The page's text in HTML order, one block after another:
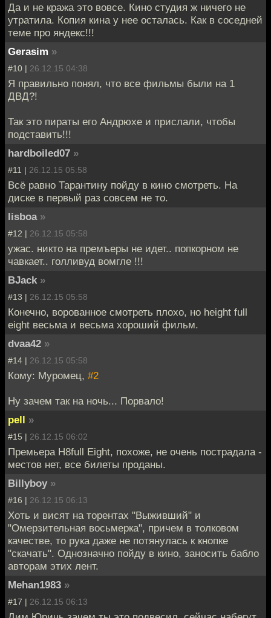
Да и не кража это вовсе. Кино студия ж ничего не
утратила. Копия кина у нее осталась. Как в соседней
теме про яндекс!!!
Gerasim »
#10 | 26.12.15 04:38
Я правильно понял, что все фильмы были на 1
ДВД?!
Так это пираты его Андрюхе и прислали, чтобы
подставить!!!
hardboiled07 »
#11 | 26.12.15 05:58
Всё равно Тарантину пойду в кино смотреть. На
диске в первый раз совсем не то.
lisboa »
#12 | 26.12.15 05:58
ужас. никто на премъеры не идет.. попкорном не
чавкает.. голливуд вомгле !!!
BJack »
#13 | 26.12.15 05:58
Конечно, ворованное смотреть плохо, но height full
eight весьма и весьма хороший фильм.
dvaa42 »
#14 | 26.12.15 05:58
Кому: Муромец, #2
Ну зачем так на ночь... Порвало!
pell »
#15 | 26.12.15 06:02
Премьера H8full Eight, похоже, не очень пострадала -
местов нет, все билеты проданы.
Billyboy »
#16 | 26.12.15 06:13
Хоть и висят на торентах "Выживший" и
"Омерзительная восьмерка", причем в толковом
качестве, то рука даже не потянулась к кнопке
"скачать". Однозначно пойду в кино, заносить бабло
авторам этих лент.
Mehan1983 »
#17 | 26.12.15 06:13